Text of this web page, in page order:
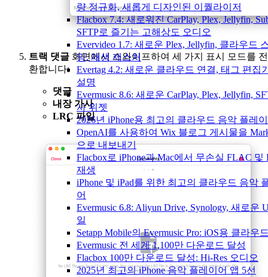
량 정규화, 새롭게 디자인된 이퀄라이저
Flacbox 7.4: 새로워진 CarPlay, Plex, Jellyfin,
SFTP로 즐기는 고해상도 오디오
Evervideo 1.7: 새로운 Plex, Jellyfin, 클라우드
밍, 재생 제스처
Evertag 4.2: 새로운 클라우드 연결, 태그 편집
설명
Evermusic 8.6: 새로운 CarPlay, Plex, Jellyfin,
사 위젯
2026년 iPhone용 최고의 클라우드 음악 플레
OpenAI를 사용하여 Wix 블로그 게시물을
으로 내보내기
Flacbox로 iPhone과 Mac에서 무손실 FLAC 및
재생
iPhone 및 iPad를 위한 최고의 클라우드 음악
어
Evermusic 6.8: Aliyun Drive, Synology, 새로운
일
Setapp Mobile의 Evermusic Pro: iOS용 클라우
Evermusic 전 세계 1,100만 다운로드 달성
Flacbox 100만 다운로드 달성: Hi-Res 오디오
2025년 최고의 iPhone 음악 플레이어 앱 5선
트랙 댓글 화면에서 스와이프하여 세 가지 표시 모드를 전
환합니다:
댓글
내장 가사
LRC 파일